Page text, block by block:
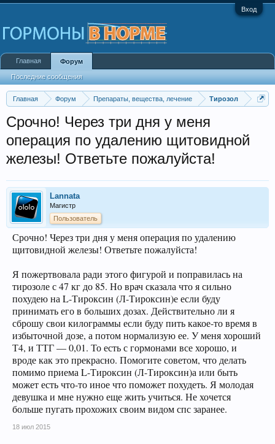
Вход
Главная Форум Препараты, вещества, лечение Тирозол
Срочно! Через три дня у меня
операция по удалению щитовидной
железы! Ответьте пожалуйста!
Lannata
Магистр
Пользователь
Срочно! Через три дня у меня операция по удалению
щитовидной железы! Ответьте пожалуйста!
Я пожертвовала ради этого фигурой и поправилась на
тирозоле с 47 кг до 85. Но врач сказала что я сильно
похудею на L-Тироксин (Л-Тироксин)е если буду
принимать его в больших дозах. Действительно ли я
сброшу свои килограммы если буду пить какое-то время в
избыточной дозе, а потом нормализую ее. У меня хороший
Т4, и ТТГ — 0,01. То есть с гормонами все хорошо, и
вроде как это прекрасно. Помогите советом, что делать
помимо приема L-Тироксин (Л-Тироксин)а или быть
может есть что-то иное что поможет похудеть. Я молодая
девушка и мне нужно еще жить учиться. Не хочется
больше пугать прохожих своим видом спс заранее.
18 июл 2015
Главная Форум
Последние сообщения